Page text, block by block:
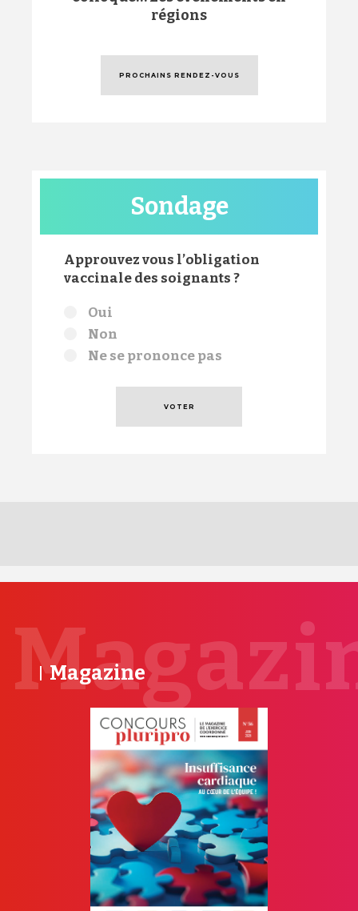
régions
PROCHAINS RENDEZ-VOUS
Sondage
Approuvez vous l’obligation
vaccinale des soignants ?
ChoixOui
Non
Ne se prononce pas
Magazine